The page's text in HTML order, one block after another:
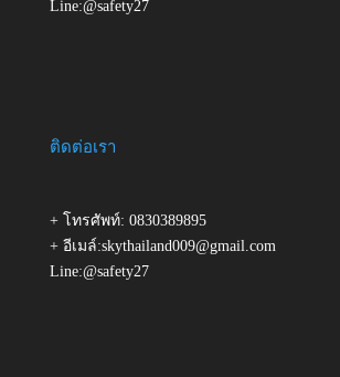
Line:@safety27
ติดต่อเรา
+ โทรศัพท์: 0830389895
+ อีเมล์:skythailand009@gmail.com
Line:@safety27